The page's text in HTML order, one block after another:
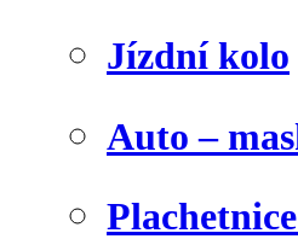
Jízdní kolo
Auto –